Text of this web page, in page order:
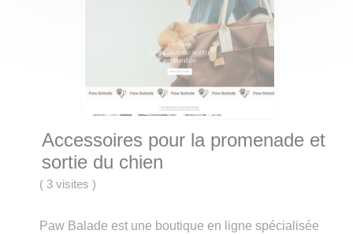
Accessoires pour la promenade et
sortie du chien
( 3 visites)
Paw Balade est une boutique en ligne spécialisée